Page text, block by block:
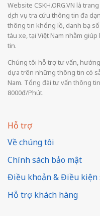
Website CSKH.ORG.VN là
dịch vụ tra cứu thông tin đa
thông tin khổng lồ, danh bạ số
tàu xe, tại Việt Nam nhằm
tin.
Chúng tôi hỗ trợ tư vấn,
dựa trên những thông tin có
Nam. Tổng đài tư vấn thông
8000đ/Phút.
Hỗ trợ
Về chúng tôi
Chính sách bảo mật
Điều khoản & Điều kiện
Hỗ trợ khách hàng